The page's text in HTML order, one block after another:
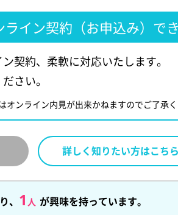
イン契約（お申込み）で
契約、柔軟に対応いたします。
さい。
ンライン内見が出来かねますのでご了承
詳しく知りたい方はこちら
、 1 人 が興味を持っています。